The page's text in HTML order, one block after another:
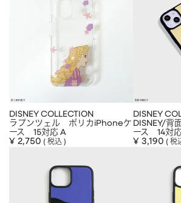
ACCESSORYアクセサリー
ピアス
EARRING
HAIR ACCESSORYヘアアクセサリー
その他
セール
すべて
DISNEY COLLECTION
ラプンツェル ポリカiPhoneケ
ース 15対応 A
¥ 2,750 税込
DISNEY
DISNEY/背
ース 14対
¥ 3,190 税